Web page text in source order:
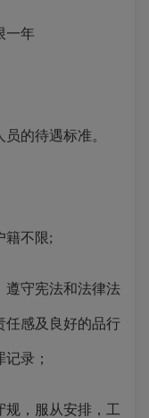
一年
员的待遇标准。
籍不限;
遵守宪法和法律法
任感及良好的品行
录；
规，服从安排，工